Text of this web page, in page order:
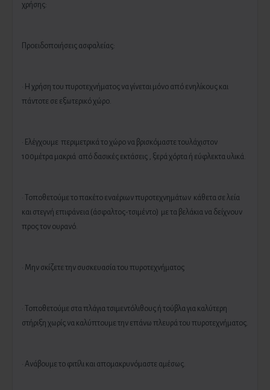
χρήσης:
Προειδοποιήσεις ασφαλείας:
· Η χρήση του πυροτεχνήματος να γίνεται μόνο από ενηλίκους και
πάντοτε σε εξωτερικό χώρο.
· Ελέγχουμε περιμετρικά το χώρο να βρισκόμαστε τουλάχιστον
100μέτρα μακριά από δασικές εκτάσεις , ξερά χόρτα ή εύφλεκτα υλικά.
· Τοποθετούμε το πακέτο εναέριων πυροτεχνημάτων κάθετα σε λεία
και στεγνή επιφάνεια (άσφαλτος-τσιμέντο) με τα βελάκια να δείχνουν
προς τον ουρανό.
· Μην σκίζετε την συσκευασία του πυροτεχνήματος
· Τοποθετούμε στα πλάγια τσιμεντόλιθους ή τούβλα για καλύτερη
στήριξη χωρίς να καλύπτουμε την επάνω πλευρά του πυροτεχνήματος.
· Ανάβουμε το φιτίλι και απομακρυνόμαστε αμέσως.